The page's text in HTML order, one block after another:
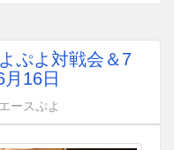
ぷよ対戦会＆7
16日
エースぷよ